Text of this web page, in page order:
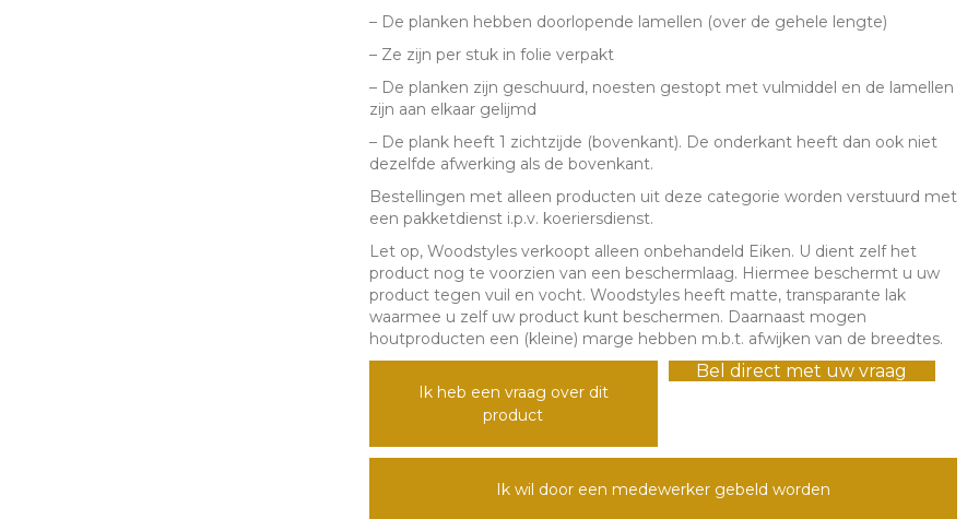
– De planken hebben doorlopende lamellen (over de gehele lengte)
– Ze zijn per stuk in folie verpakt
– De planken zijn geschuurd, noesten gestopt met vulmiddel en de lamellen
zijn aan elkaar gelijmd
– De plank heeft 1 zichtzijde (bovenkant). De onderkant heeft dan ook niet
dezelfde afwerking als de bovenkant.
Bestellingen met alleen producten uit deze categorie worden verstuurd met
een pakketdienst i.p.v. koeriersdienst.
Let op, Woodstyles verkoopt alleen onbehandeld Eiken. U dient zelf het
product nog te voorzien van een beschermlaag. Hiermee beschermt u uw
product tegen vuil en vocht. Woodstyles heeft matte, transparante lak
waarmee u zelf uw product kunt beschermen. Daarnaast mogen
houtproducten een (kleine) marge hebben m.b.t. afwijken van de breedtes.
Ik heb een vraag over dit
product
Bel direct met uw vraag
Ik wil door een medewerker gebeld worden